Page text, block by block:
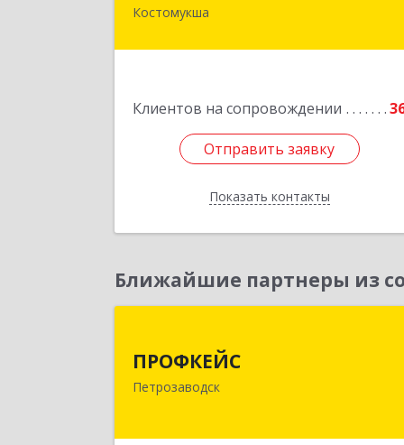
Костомукша
Клиентов на сопровождении
Отправить заявку
Показать контакты
Отправить заявку
Назад
Ближайшие партнеры из
ПРОФКЕЙС
Петрозаводск